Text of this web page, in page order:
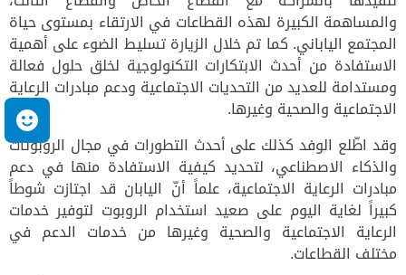
والمساهمة الكبيرة لهذه القطاعات في الارتقاء بمستوى حياة
المجتمع الياباني. كما تم خلال الزيارة تسليط الضوء على أهمية
الاستفادة من أحدث الابتكارات التكنولوجية لخلق حلول فعالة
ومستدامة للعديد من التحديات الاجتماعية ودعم مبادرات الرعاية
الاجتماعية والصحية وغيرها.
وقد اطّلع الوفد كذلك على أحدث التطورات في مجال الروبوتات
والذكاء الاصطناعي، لتحديد كيفية الاستفادة منها في دعم
مبادرات الرعاية الاجتماعية، علماً أنّ اليابان قد اجتازت شوطاً
كبيراً لغاية اليوم على صعيد استخدام الروبوت لتوفير خدمات
الرعاية الاجتماعية والصحية وغيرها من خدمات الدعم في
مختلف القطاعات.